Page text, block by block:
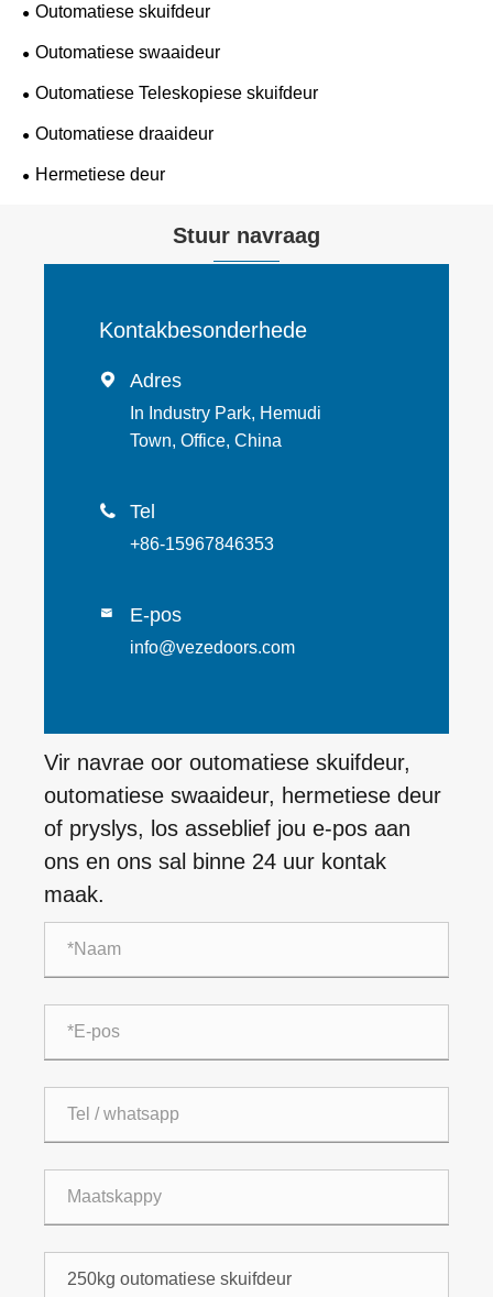
Outomatiese skuifdeur
Outomatiese swaaideur
Outomatiese Teleskopiese skuifdeur
Outomatiese draaideur
Hermetiese deur
Stuur navraag
Kontakbesonderhede
 Adres
In Industry Park, Hemudi
Town, Office, China
 Tel
+86-15967846353
 E-pos
info@vezedoors.com
Vir navrae oor outomatiese skuifdeur,
outomatiese swaaideur, hermetiese deur
of pryslys, los asseblief jou e-pos aan
ons en ons sal binne 24 uur kontak
maak.